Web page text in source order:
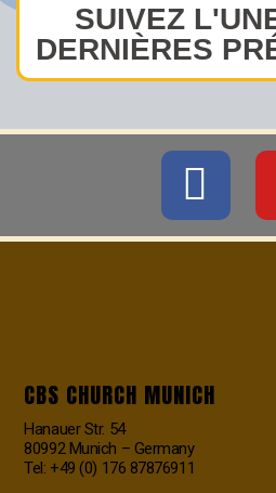
SUIVEZ
DERNIÈRES
CBS CHURCH MUNICH
Hanauer Str. 54
80992 Munich – Germany
Tel: +49 (0) 176 87876911